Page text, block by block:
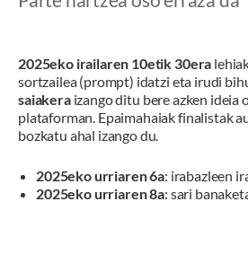
2025eko irailaren 10etik 30era
sortzailea (prompt) idatzi eta irudi
saiakeraizango ditu bere azken ideia
plataforman. Epaimahaiak finalistak
bozkatu ahal izango du.
2025eko urriaren 6a: irabazleen
2025eko urriaren 8a: sari